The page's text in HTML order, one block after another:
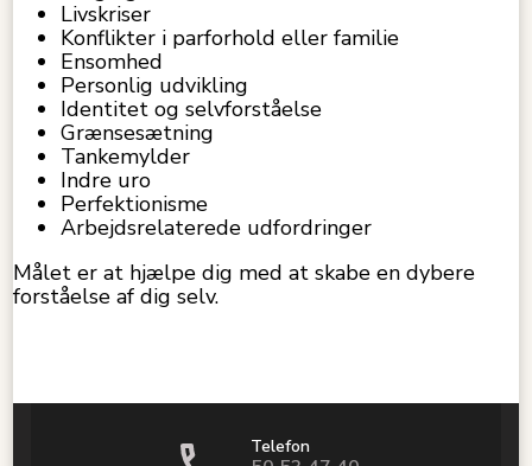
Livskriser
Konflikter i parforhold eller familie
Ensomhed
Personlig udvikling
Identitet og selvforståelse
Grænsesætning
Tankemylder
Indre uro
Perfektionisme
Arbejdsrelaterede udfordringer
Målet er at hjælpe dig med at skabe en dybere
forståelse af dig selv.
Telefon